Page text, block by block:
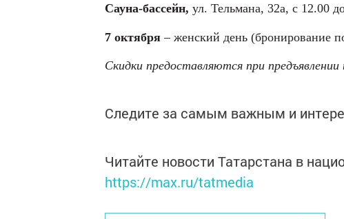
Сауна-бассейн, ул. Тельмана, 32а, с 12.00
7 октября– женский день (бронирование
Скидки предоставляются при предъявлении
Следите за самым важным и
Читайте новости Татарстана в
https://max.ru/tatmedia